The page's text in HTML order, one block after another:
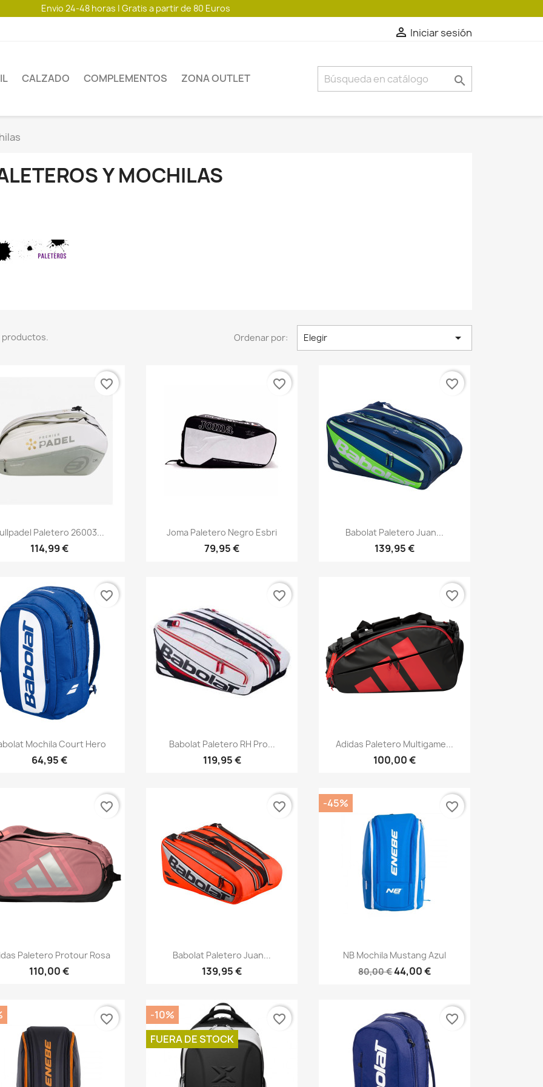
Envio 24-48 horas | Gratis a partir de 80 Euros
 Iniciar sesión
CALZADO COMPLEMENTOS ZONA OUTLET 
Y MOCHILAS
productos. Ordenar por: Elegir 
Vista rápida
Paletero 26003...
114,99 €
favorite_border
Vista rápida
Joma Paletero Negro Esbri
79,95 €
favorite_border
Vista rápida
Babolat Paletero Juan...
139,95 €
favorite_border
Vista rápida
Mochila Court Hero
64,95 €
favorite_border
Vista rápida
Babolat Paletero RH Pro...
119,95 €
favorite_border
Vista rápida
Adidas Paletero Multigame...
100,00 €
favorite_border
Vista rápida
Paletero Protour Rosa
110,00 €
favorite_border
Vista rápida
Babolat Paletero Juan...
139,95 €
favorite_border
Vista rápida
NB Mochila Mustang Azul
80,00 €44,00 €
-45% favorite_border
favorite_border
-10%
FUERA DE STOCK
favorite_border favorite_border